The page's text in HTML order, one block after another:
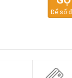
Để số